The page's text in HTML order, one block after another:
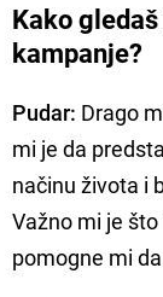
Kako
kampanje?
Pudar: Drago
mi je da
načinu života i
Važno mi je
pomogne mi